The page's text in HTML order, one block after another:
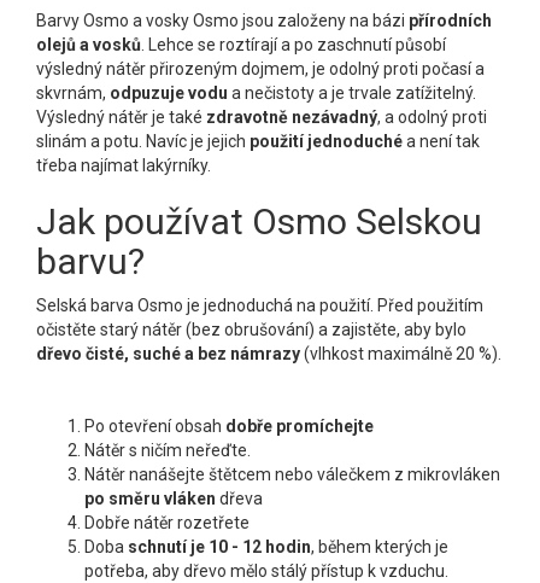
Barvy Osmo a vosky Osmo jsou založeny na bázi přírodních
olejů a vosků . Lehce se roztírají a po zaschnutí působí
výsledný nátěr přirozeným dojmem, je odolný proti počasí a
skvrnám, odpuzuje vodu a nečistoty a je trvale zatížitelný.
Výsledný nátěr je také zdravotně nezávadný, a odolný proti
slinám a potu. Navíc je jejich použití jednoduchéa není tak
třeba najímat lakýrníky.
Jak používat Osmo Selskou
barvu?
Selská barva Osmo je jednoduchá na použití. Před použitím
očistěte starý nátěr (bez obrušování) a zajistěte, aby bylo
dřevo čisté, suché a bez námrazy(vlhkost maximálně 20 %).
Po otevření obsah dobře promíchejte
Nátěr s ničím neřeďte.
Nátěr nanášejte štětcem nebo válečkem z mikrovláken
po směru vláken dřeva
Dobře nátěr rozetřete
Doba schnutí je 10 - 12 hodin, během kterých je
potřeba, aby dřevo mělo stálý přístup k vzduchu.